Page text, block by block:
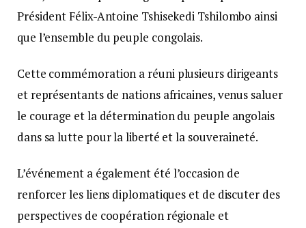
Président Félix-Antoine Tshisekedi Tshilombo ainsi
que l’ensemble du peuple congolais.
Cette commémoration a réuni plusieurs dirigeants
et représentants de nations africaines, venus saluer
le courage et la détermination du peuple angolais
dans sa lutte pour la liberté et la souveraineté.
L’événement a également été l’occasion de
renforcer les liens diplomatiques et de discuter des
perspectives de coopération régionale et